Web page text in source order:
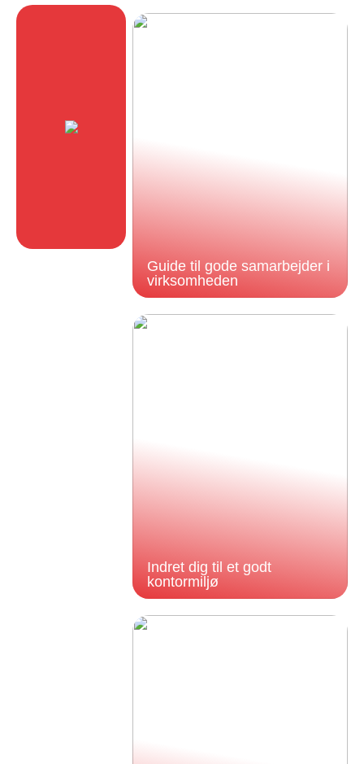
Guide til gode samarbejder i
virksomheden
Indret dig til et godt
kontormiljø